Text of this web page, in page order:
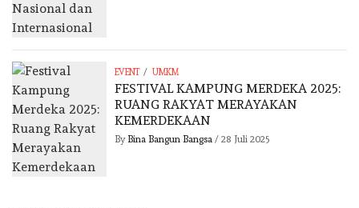
EVENT / UMKM
FESTIVAL KAMPUNG MERDEKA 2025:
RUANG RAKYAT MERAYAKAN
KEMERDEKAAN
By Bina Bangun Bangsa/ 28 Juli 2025